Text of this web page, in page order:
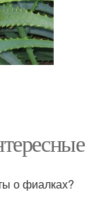
о фиалках?